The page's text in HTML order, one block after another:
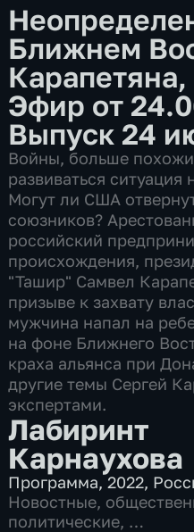
Ближнем
Эфир от
Выпуск 24
Войны, больше
развиваться
Могут ли США
союзников?
российский
происхождения,
"Ташир" Самвел
призыве к захвату
мужчина напал на
на фоне Ближнего
краха альянса при
другие темы Сергей
экспертами.
Лабиринт
Карнаухова
Программа,2022,
Новостные,
политические,